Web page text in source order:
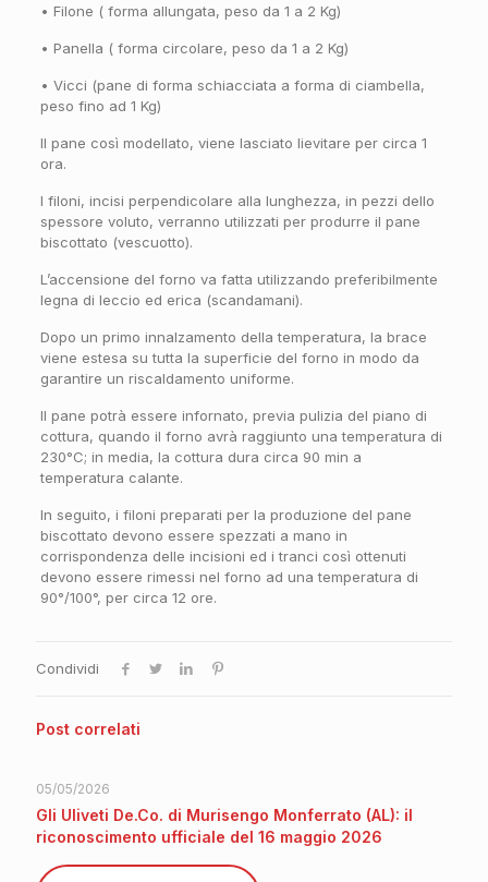
• Filone ( forma allungata, peso da 1 a 2 Kg)
• Panella ( forma circolare, peso da 1 a 2 Kg)
• Vicci (pane di forma schiacciata a forma di ciambella,
peso fino ad 1 Kg)
Il pane così modellato, viene lasciato lievitare per circa 1
ora.
I filoni, incisi perpendicolare alla lunghezza, in pezzi dello
spessore voluto, verranno utilizzati per produrre il pane
biscottato (vescuotto).
L’accensione del forno va fatta utilizzando preferibilmente
legna di leccio ed erica (scandamani).
Dopo un primo innalzamento della temperatura, la brace
viene estesa su tutta la superficie del forno in modo da
garantire un riscaldamento uniforme.
Il pane potrà essere infornato, previa pulizia del piano di
cottura, quando il forno avrà raggiunto una temperatura di
230°C; in media, la cottura dura circa 90 min a
temperatura calante.
In seguito, i filoni preparati per la produzione del pane
biscottato devono essere spezzati a mano in
corrispondenza delle incisioni ed i tranci così ottenuti
devono essere rimessi nel forno ad una temperatura di
90°/100°, per circa 12 ore.
Condividi
Post correlati
05/05/2026
Gli Uliveti De.Co. di Murisengo Monferrato (AL): il
riconoscimento ufficiale del 16 maggio 2026